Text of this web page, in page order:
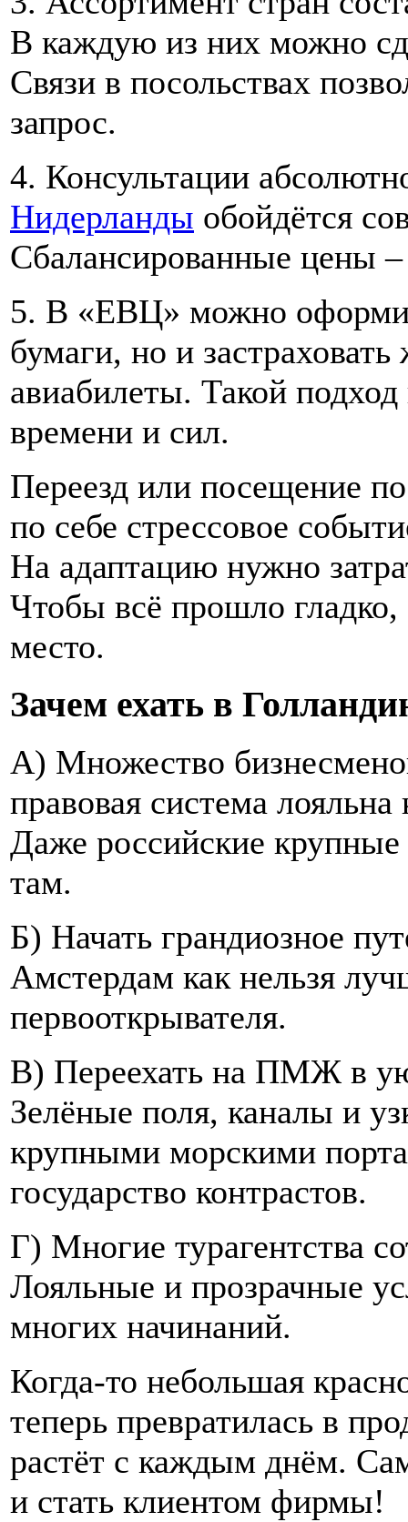
В каждую из них можно
Связи в посольствах
запрос.
4. Консультации
Нидерланды обойдётся
Сбалансированные цены
5. В «ЕВЦ» можно
бумаги, но и
авиабилеты. Такой подход
времени и сил.
Переезд или посещение
по себе стрессовое
На адаптацию нужно
Чтобы всё прошло гладко,
место.
Зачем ехать в
А) Множество
правовая система
Даже российские
там.
Б) Начать грандиозное
Амстердам как нельзя
первооткрывателя.
В) Переехать на ПМЖ в
Зелёные поля, каналы и
крупными морскими
государство контрастов.
Г) Многие турагентства
Лояльные и прозрачные
многих начинаний.
Когда-то небольшая
теперь превратилась в
растёт с каждым днём.
и стать клиентом фирмы!